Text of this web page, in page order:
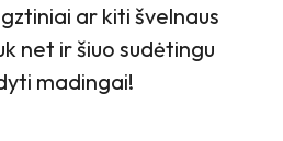
ar kiti švelnaus
net ir šiuo sudėtingu
madingai!